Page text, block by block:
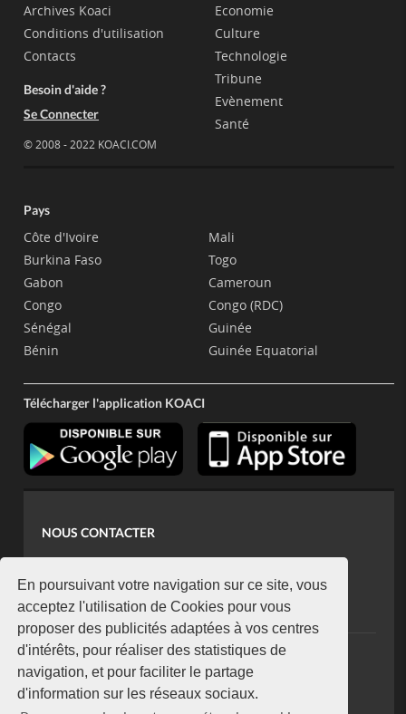
En poursuivant votre navigation sur ce site, vous
acceptez l'utilisation de Cookies pour vous
proposer des publicités adaptées à vos centres
d'intérêts, pour réaliser des statistiques de
navigation, et pour faciliter le partage
d'information sur les réseaux sociaux.
Archives Koaci
Conditions d'utilisation
Contacts
Besoin d'aide ?
Se Connecter
© 2008 - 2022 KOACI.COM
Economie
Culture
Technologie
Tribune
Evènement
Santé
Pays
Côte d'Ivoire
Burkina Faso
Gabon
Congo
Sénégal
Bénin
Mali
Togo
Cameroun
Congo (RDC)
Guinée
Guinée Equatorial
Télécharger l'application KOACI
NOUS CONTACTER
koaci@yahoo.fr
+225 07 08 85 52 93
NEWSLETTER
Restez connecté via notre newsletter